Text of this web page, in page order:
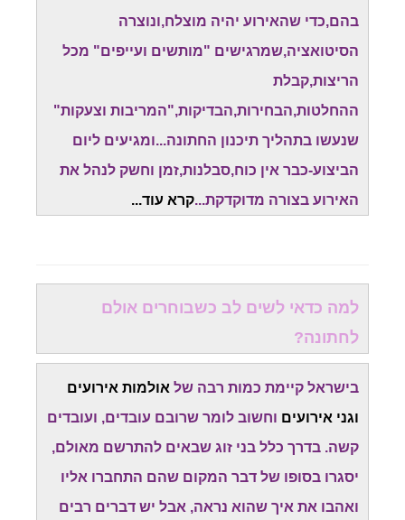
בהם,כדי שהאירוע יהיה מוצלח,ונוצרה
הסיטואציה,שמרגישים "מותשים ועייפים" מכל
הריצות,קבלת
ההחלטות,הבחירות,הבדיקות,"המריבות וצעקות"
שנעשו בתהליך תיכנון החתונה...ומגיעים ליום
הביצוע-כבר אין כוח,סבלנות,זמן וחשק לנהל את
האירוע בצורה מדוקדקת...קרא עוד...
למה כדאי לשים לב כשבוחרים אולם
לחתונה?
בישראל קיימת כמות רבה של אולמות אירועים
וגני אירועים וחשוב לומר שרובם עובדים, ועובדים
קשה. בדרך כלל בני זוג שבאים להתרשם מאולם,
יסגרו בסופו של דבר המקום שהם התחברו אליו
ואהבו את איך שהוא נראה, אבל יש דברים רבים